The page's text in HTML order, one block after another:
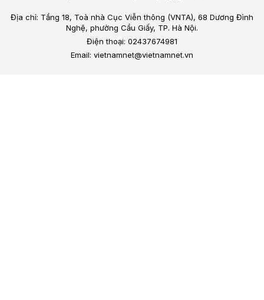
Địa chỉ: Tầng 18, Toà nhà Cục Viễn thông (VNTA), 68 Dương Đình
Nghệ, phường Cầu Giấy, TP. Hà Nội.
Điện thoại: 02437674981
Email: vietnamnet@vietnamnet.vn